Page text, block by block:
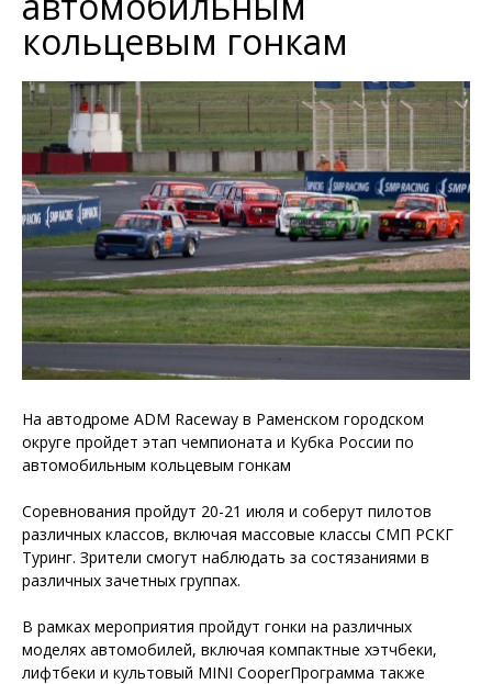
кольцевым гонкам
На автодроме ADM Raceway в Раменском городском
округе пройдет этап чемпионата и Кубка России по
автомобильным кольцевым гонкам
Соревнования пройдут 20-21 июля и соберут пилотов
различных классов, включая массовые классы СМП РСКГ
Туринг. Зрители смогут наблюдать за состязаниями в
различных зачетных группах.
В рамках мероприятия пройдут гонки на различных
моделях автомобилей, включая компактные хэтчбеки,
лифтбеки и культовый MINI CooperПрограмма также